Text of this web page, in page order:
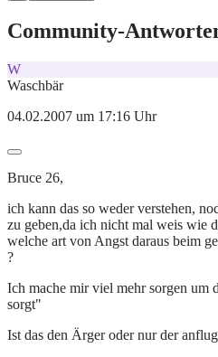
Community-
W
Waschbär
04.02.2007 um 17:16 Uhr
Bruce 26,
ich kann das so weder verstehen,
zu geben,da ich nicht mal weis wie
welche art von Angst daraus beim
?
Ich mache mir viel mehr sorgen um
sorgt"
Ist das den Ärger oder nur der